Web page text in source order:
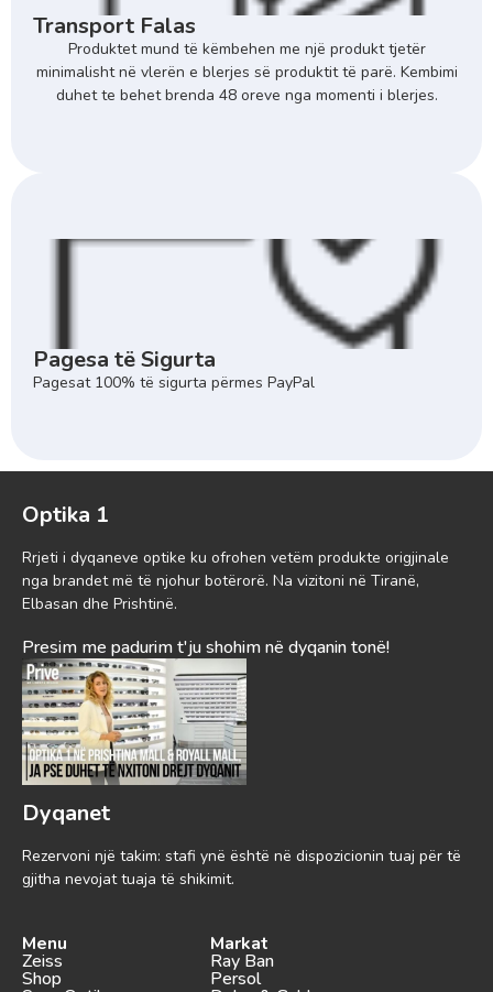
Transport Falas
Produktet mund të këmbehen me një produkt tjetër
minimalisht në vlerën e blerjes së produktit të parë. Kembimi
duhet te behet brenda 48 oreve nga momenti i blerjes.
Pagesa të Sigurta
Pagesat 100% të sigurta përmes PayPal
Optika 1
Rrjeti i dyqaneve optike ku ofrohen vetëm produkte origjinale
nga brandet më të njohur botërorë. Na vizitoni në Tiranë,
Elbasan dhe Prishtinë.
Presim me padurim t'ju shohim në dyqanin tonë!
Dyqanet
Rezervoni një takim: stafi ynë është në dispozicionin tuaj për të
gjitha nevojat tuaja të shikimit.
Menu
Zeiss
Shop
Markat
Ray Ban
Persol